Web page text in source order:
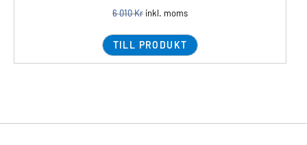
6 010Kr inkl. moms
TILL PRODUKT